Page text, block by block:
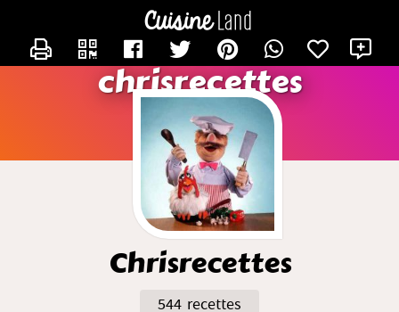
chrisrecettes
Chrisrecettes
544 recettes
CONTACTER CHRISRECETTES